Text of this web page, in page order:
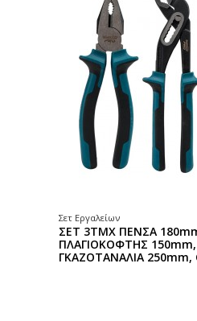
Σετ Εργαλείων
ΣΕΤ 3ΤΜΧ ΠΕΝΣΑ
ΠΛΑΓΙΟΚΟΦΤΗΣ 150mm,
ΓΚΑΖΟΤΑΝΑΛΙΑ 250mm,